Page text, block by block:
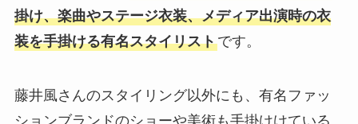
掛け、楽曲やステージ衣装、メディア出演時の衣
装を手掛ける有名スタイリストです。
藤井風さんのスタイリング以外にも、有名ファッ
ションブランドのショーや美術も手掛けけている